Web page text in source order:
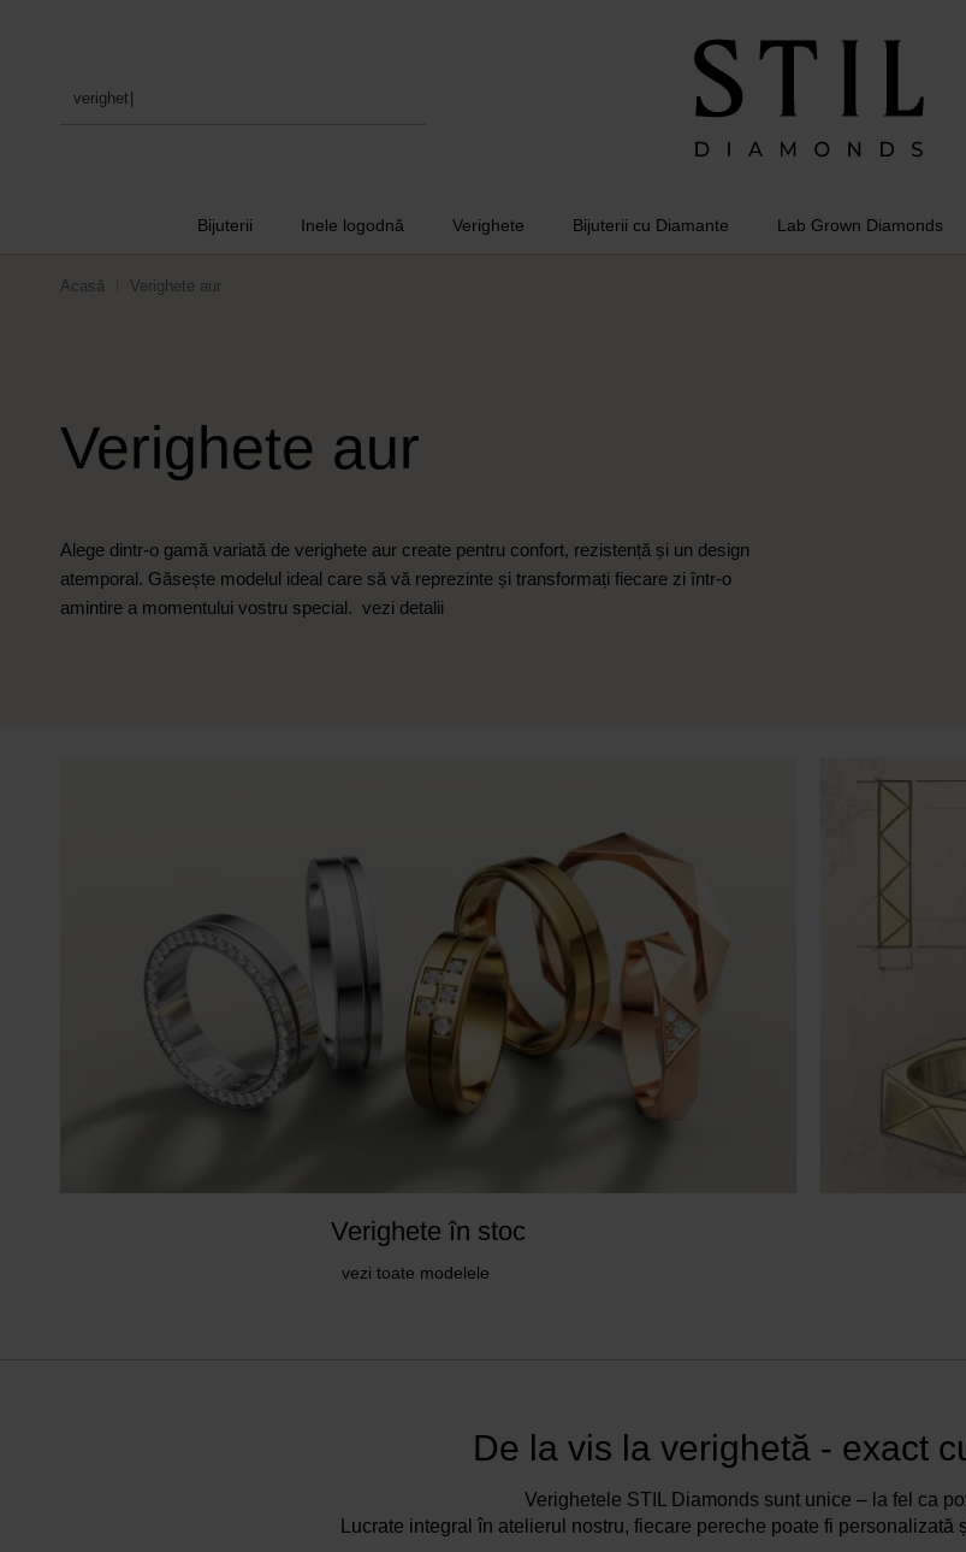
verighete
Bijuterii Inele logodnă Verighete Bijuterii cu Diamante Lab Grown Diamonds
Acasă Verighete aur
Verighete aur
Alege dintr-o gamă variată de verighete aur create pentru confort, rezistență și un design
atemporal. Găsește modelul ideal care să vă reprezinte și transformați fiecare zi într-o
amintire a momentului vostru special. vezi detalii
Verighete în stoc
vezi toate modelele
De la vis la verighetă - exact
Verighetele STIL Diamonds sunt unice – la fel ca
Lucrate integral în atelierul nostru, fiecare pereche poate fi personalizată